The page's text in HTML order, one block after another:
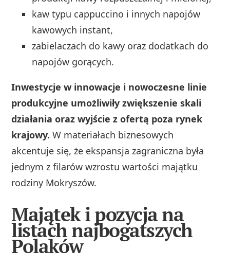
kaw typu cappuccino i innych napojów
kawowych instant,
zabielaczach do kawy oraz dodatkach do
napojów gorących.
Inwestycje w innowacje i nowoczesne linie
produkcyjne umożliwiły zwiększenie skali
działania oraz wyjście z ofertą poza rynek
krajowy. W materiałach biznesowych
akcentuje się, że ekspansja zagraniczna była
jednym z filarów wzrostu wartości majątku
rodziny Mokryszów.
Majątek i pozycja na
listach najbogatszych
Polaków